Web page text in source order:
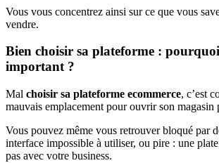
Vous vous concentrez ainsi sur ce que vous
vendre.
Bien choisir sa plateforme : pourquoi
important ?
Mal choisir sa plateforme ecommerce, c’est
mauvais emplacement pour ouvrir son magasin
Vous pouvez même vous retrouver bloqué par
interface impossible à utiliser, ou pire : une
pas avec votre business.